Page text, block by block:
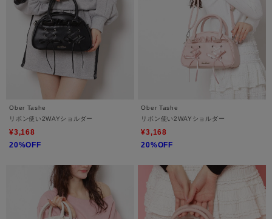
Ober Tashe
リボン使い2WAYショルダー
¥3,168
20%OFF
Ober Tashe
リボン使い2WAYショルダー
¥3,168
20%OFF